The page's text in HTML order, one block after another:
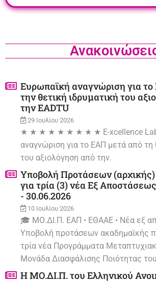
Ευρωπαϊκή αναγνώριση για
την θετική ιδρυματική του
την EADTU
29 Ιουλίου 2026
★ ★ ★ ★ ★ ★ ★ ★ ★ E-xcellence
αναγνώριση για το ΕΑΠ μετά από τη
του αξιολόγηση από την.
Υποβολή Προτάσεων (αρχικής)
για τρία (3) νέα Εξ
- 30.06.2026
10 Ιουλίου 2026
🎓 ΜΟ.ΔΙ.Π. ΕΑΠ • ΕΘΑΑΕ • Νέα εξ
Υποβολή προτάσεων ακαδημαϊκής
τρία νέα Προγράμματα
Μονάδα Διασφάλισης Ποιότητας
Η ΜΟ.ΔΙ.Π. του Ελληνικού